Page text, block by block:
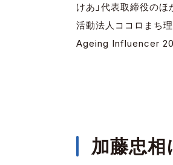
けあ」代表取締役の
活動法人ココロまち
Ageing Influencer
加藤忠